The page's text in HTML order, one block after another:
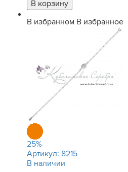
В избранном В избранное
25%
Артикул: 8215
В наличии